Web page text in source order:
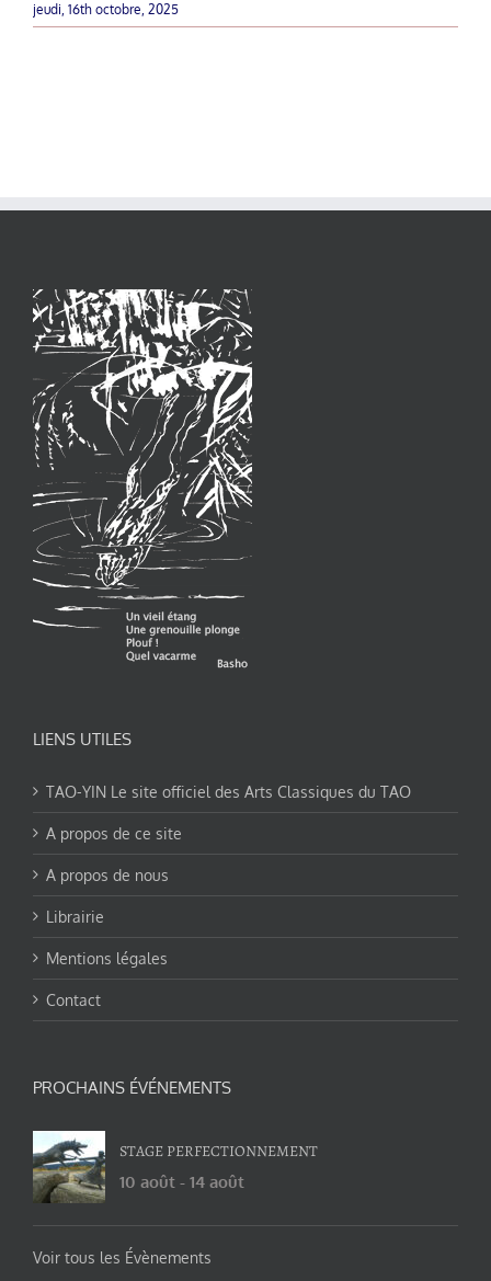
jeudi, 16th octobre, 2025
LIENS UTILES
TAO-YIN Le site officiel des Arts Classiques du TAO
A propos de ce site
A propos de nous
Librairie
Mentions légales
Contact
PROCHAINS ÉVÉNEMENTS
STAGE PERFECTIONNEMENT
10 août - 14 août
Voir tous les Évènements